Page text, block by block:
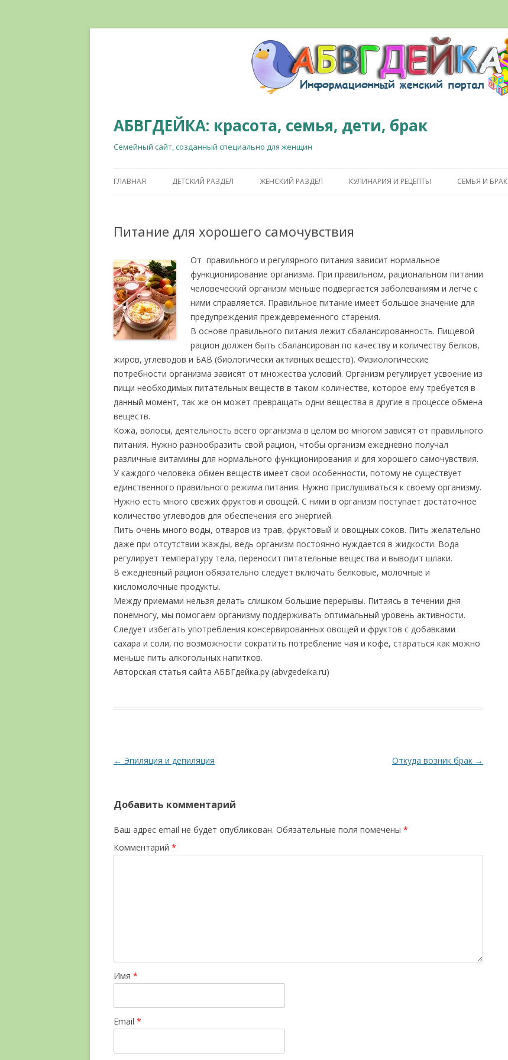
АБВГДЕЙКА: красота, семья, дети, брак
Семейный сайт, созданный специально для женщин
ГЛАВНАЯ ДЕТСКИЙ РАЗДЕЛ ЖЕНСКИЙ РАЗДЕЛ КУЛИНАРИЯ И РЕЦЕПТЫ СЕМЬЯ И БРАК
Питание для хорошего самочувствия
От правильного и регулярного питания зависит нормальное
функционирование организма. При правильном, рациональном питании
человеческий организм меньше подвергается заболеваниям и легче с
ними справляется. Правильное питание имеет большое значение для
предупреждения преждевременного старения.
В основе правильного питания лежит сбалансированность. Пищевой
рацион должен быть сбалансирован по качеству и количеству белков,
жиров, углеводов и БАВ (биологически активных веществ). Физиологические
потребности организма зависят от множества условий. Организм регулирует усвоение из
пищи необходимых питательных веществ в таком количестве, которое ему требуется в
данный момент, так же он может превращать одни вещества в другие в процессе обмена
веществ.
Кожа, волосы, деятельность всего организма в целом во многом зависят от правильного
питания. Нужно разнообразить свой рацион, чтобы организм ежедневно получал
различные витамины для нормального функционирования и для хорошего самочувствия.
У каждого человека обмен веществ имеет свои особенности, потому не существует
единственного правильного режима питания. Нужно прислушиваться к своему организму.
Нужно есть много свежих фруктов и овощей. С ними в организм поступает достаточное
количество углеводов для обеспечения его энергией.
Пить очень много воды, отваров из трав, фруктовый и овощных соков. Пить желательно
даже при отсутствии жажды, ведь организм постоянно нуждается в жидкости. Вода
регулирует температуру тела, переносит питательные вещества и выводит шлаки.
В ежедневный рацион обязательно следует включать белковые, молочные и
кисломолочные продукты.
Между приемами нельзя делать слишком большие перерывы. Питаясь в течении дня
понемногу, мы помогаем организму поддерживать оптимальный уровень активности.
Следует избегать употребления консервированных овощей и фруктов с добавками
сахара и соли, по возможности сократить потребление чая и кофе, стараться как можно
меньше пить алкогольных напитков.
Авторская статья сайта АБВГдейка.ру (abvgedeika.ru)
Навигация по записям
← Эпиляция и депиляция Откуда возник брак →
Добавить комментарий
Ваш адрес email не будет опубликован. Обязательные поля помечены *
Комментарий *
Имя *
Email *